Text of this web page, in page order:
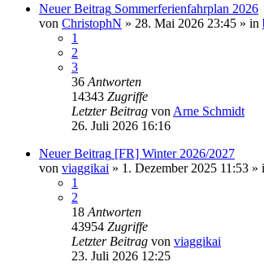
Neuer Beitrag Sommerferienfahrplan 2026
von ChristophN » 28. Mai 2026 23:45 » in
1
2
3
36 Antworten
14343 Zugriffe
Letzter Beitrag von Arne Schmidt
26. Juli 2026 16:16
Neuer Beitrag [FR] Winter 2026/2027
von viaggikai » 1. Dezember 2025 11:53 »
1
2
18 Antworten
43954 Zugriffe
Letzter Beitrag von viaggikai
23. Juli 2026 12:25